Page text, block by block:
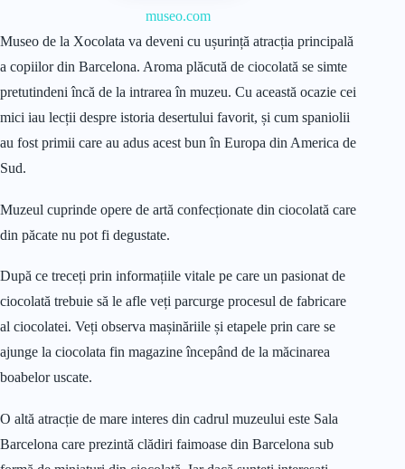
museo.com
Museo de la Xocolata va deveni cu ușurință atracția principală
a copiilor din Barcelona. Aroma plăcută de ciocolată se simte
pretutindeni încă de la intrarea în muzeu. Cu această ocazie cei
mici iau lecții despre istoria desertului favorit, și cum spaniolii
au fost primii care au adus acest bun în Europa din America de
Sud.
Muzeul cuprinde opere de artă confecționate din ciocolată care
din păcate nu pot fi degustate.
După ce treceți prin informațiile vitale pe care un pasionat de
ciocolată trebuie să le afle veți parcurge procesul de fabricare
al ciocolatei. Veți observa mașinăriile și etapele prin care se
ajunge la ciocolata fin magazine începând de la măcinarea
boabelor uscate.
O altă atracție de mare interes din cadrul muzeului este Sala
Barcelona care prezintă clădiri faimoase din Barcelona sub